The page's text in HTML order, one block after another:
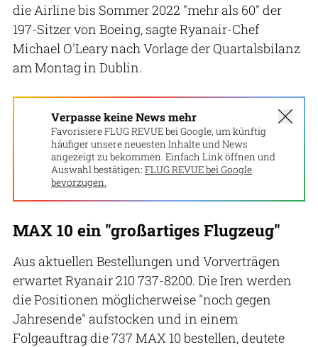
die Airline bis Sommer 2022 "mehr als 60" der
197-Sitzer von Boeing, sagte Ryanair-Chef
Michael O'Leary nach Vorlage der Quartalsbilanz
am Montag in Dublin.
Verpasse keine News mehr
Favorisiere FLUG REVUE bei Google, um künftig
häufiger unsere neuesten Inhalte und News
angezeigt zu bekommen. Einfach Link öffnen und
Auswahl bestätigen: FLUG REVUE bei Google
bevorzugen.
MAX 10 ein "großartiges Flugzeug"
Aus aktuellen Bestellungen und Vorverträgen
erwartet Ryanair 210 737-8200. Die Iren werden
die Positionen möglicherweise "noch gegen
Jahresende" aufstocken und in einem
Folgeauftrag die 737 MAX 10 bestellen, deutete